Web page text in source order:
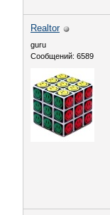
Realtor
guru
Сообщений: 6589